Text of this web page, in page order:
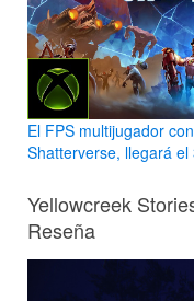
El FPS multijugador
Shatterverse, llegará
Yellowcreek
Reseña